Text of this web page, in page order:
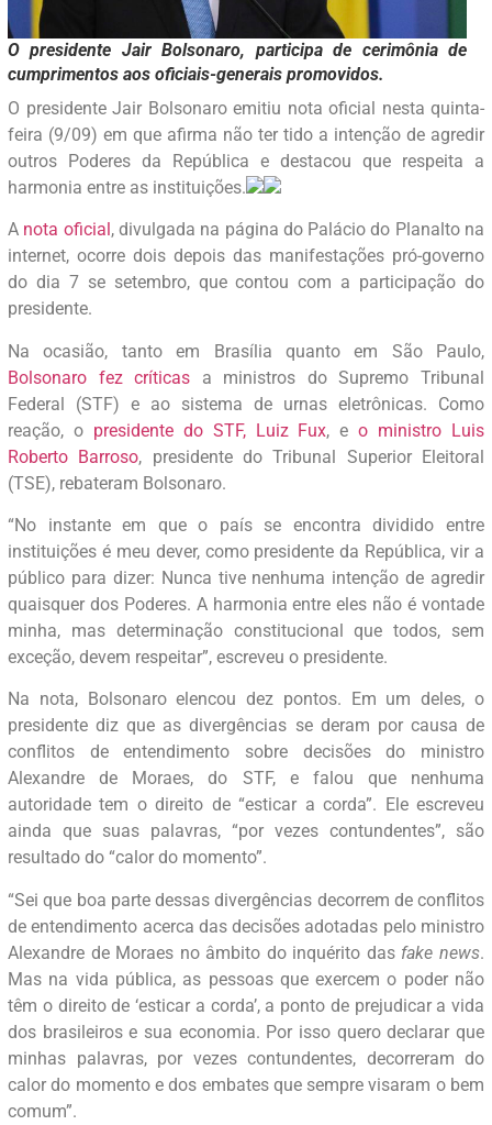
O presidente Jair Bolsonaro, participa de cerimônia de
cumprimentos aos oficiais-generais promovidos.
O presidente Jair Bolsonaro emitiu nota oficial nesta quinta-
feira (9/09) em que afirma não ter tido a intenção de agredir
outros Poderes da República e destacou que respeita a
harmonia entre as instituições.
A nota oficial , divulgada na página do Palácio do Planalto na
internet, ocorre dois depois das manifestações pró-governo
do dia 7 se setembro, que contou com a participação do
presidente.
Na ocasião, tanto em Brasília quanto em São Paulo,
Bolsonaro fez críticas a ministros do Supremo Tribunal
Federal (STF) e ao sistema de urnas eletrônicas. Como
reação, o presidente do STF, Luiz Fux, eo ministro Luis
Roberto Barroso, presidente do Tribunal Superior Eleitoral
(TSE), rebateram Bolsonaro.
“No instante em que o país se encontra dividido entre
instituições é meu dever, como presidente da República, vir a
público para dizer: Nunca tive nenhuma intenção de agredir
quaisquer dos Poderes. A harmonia entre eles não é vontade
minha, mas determinação constitucional que todos, sem
exceção, devem respeitar”, escreveu o presidente.
Na nota, Bolsonaro elencou dez pontos. Em um deles, o
presidente diz que as divergências se deram por causa de
conflitos de entendimento sobre decisões do ministro
Alexandre de Moraes, do STF, e falou que nenhuma
autoridade tem o direito de “esticar a corda”. Ele escreveu
ainda que suas palavras, “por vezes contundentes”, são
resultado do “calor do momento”.
“Sei que boa parte dessas divergências decorrem de conflitos
de entendimento acerca das decisões adotadas pelo ministro
Alexandre de Moraes no âmbito do inquérito das fake news.
Mas na vida pública, as pessoas que exercem o poder não
têm o direito de ‘esticar a corda’, a ponto de prejudicar a vida
dos brasileiros e sua economia. Por isso quero declarar que
minhas palavras, por vezes contundentes, decorreram do
calor do momento e dos embates que sempre visaram o bem
comum”.